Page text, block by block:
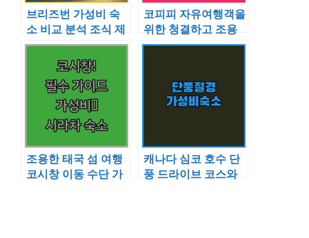
브리즈번 가성비 숙
소 비교 분석 조식 제
공 호스텔부터 조용
한 개인실까지
코피피 자유여행객을
위한 청결하고 조용
한 숙소 및 풀파티 호
조용한 태국 섬 여행
코시창 이동 수단 가
캐나다 심코 호수 단
풍 드라이브 코스와